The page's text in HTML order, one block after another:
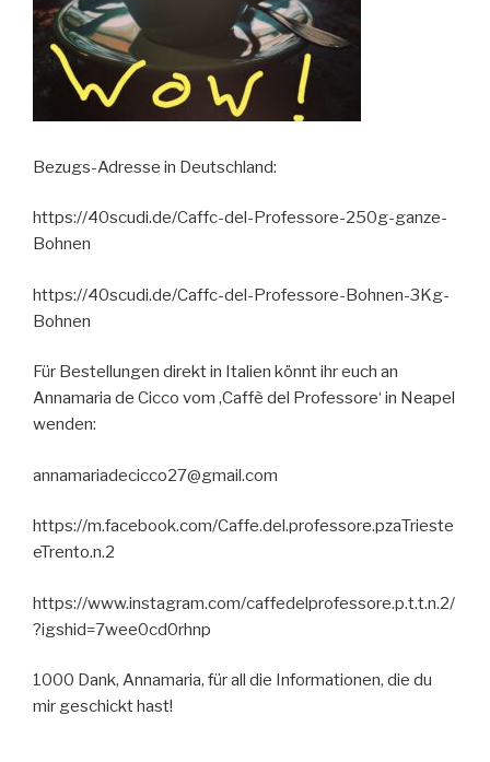
Bezugs-Adresse in Deutschland:
https://40scudi.de/Caffc-del-Professore-250g-ganze-
Bohnen
https://40scudi.de/Caffc-del-Professore-Bohnen-3Kg-
Bohnen
Für Bestellungen direkt in Italien könnt ihr euch an
Annamaria de Cicco vom ‚Caffè del Professore‘ in Neapel
wenden:
annamariadecicco27@gmail.com
https://m.facebook.com/Caffe.del.professore.pzaTrieste
eTrento.n.2
https://www.instagram.com/caffedelprofessore.p.t.t.n.2/
?igshid=7wee0cd0rhnp
1000 Dank, Annamaria, für all die Informationen, die du
mir geschickt hast!